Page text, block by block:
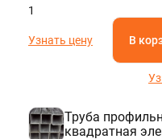
1
Узнать цену В
Труба
квадратная